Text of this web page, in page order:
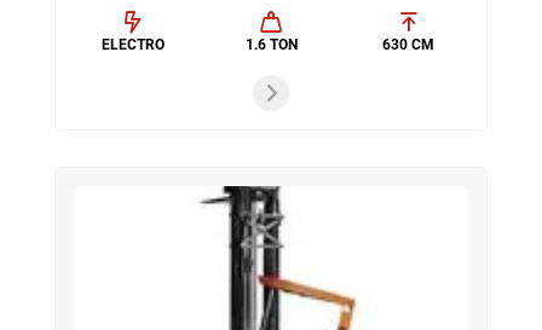
ELECTRO 1.6 TON 630 CM